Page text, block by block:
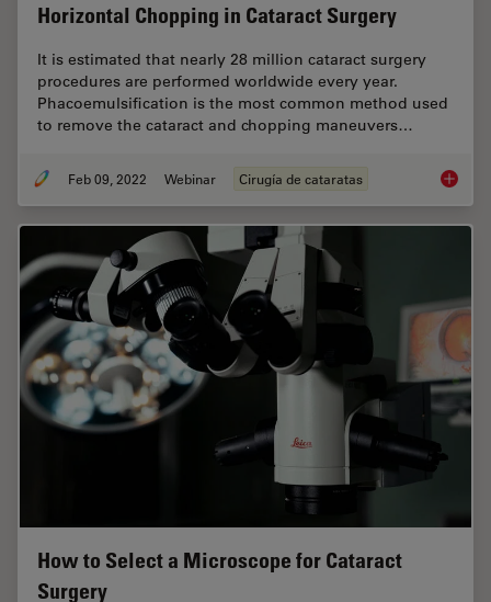
Horizontal Chopping in Cataract Surgery
It is estimated that nearly 28 million cataract surgery
procedures are performed worldwide every year.
Phacoemulsification is the most common method used
to remove the cataract and chopping maneuvers…
Feb 09, 2022 Webinar Cirugía de cataratas Dr.
How to Select a Microscope for Cataract
Surgery